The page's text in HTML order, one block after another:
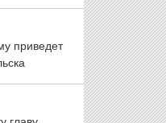
приведет